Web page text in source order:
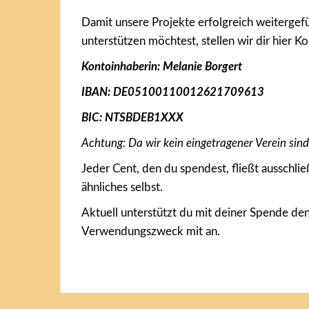
Damit unsere Projekte erfolgreich
unterstützen möchtest, stellen wir dir hier
Kontoinhaberin: Melanie Borgert
IBAN: DE05100110012621709613
BIC: NTSBDEB1XXX
Achtung: Da wir kein eingetragener Verein
Jeder Cent, den du spendest, fließt
ähnliches selbst.
Aktuell unterstützt du mit deiner Spende
Verwendungszweck mit an.